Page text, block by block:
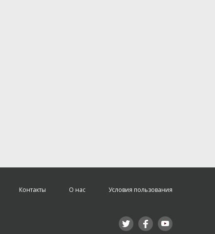
Контакты О нас Условия пользования